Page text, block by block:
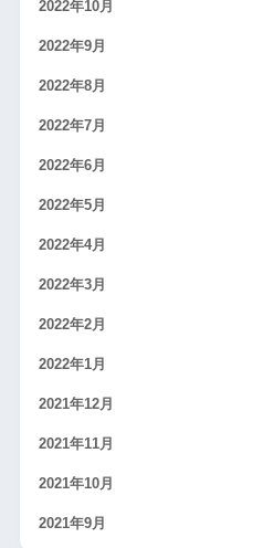
2022年10月
2022年9月
2022年8月
2022年7月
2022年6月
2022年5月
2022年4月
2022年3月
2022年2月
2022年1月
2021年12月
2021年11月
2021年10月
2021年9月